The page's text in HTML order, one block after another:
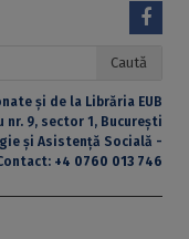
Caută
și de la Librăria EUB
nr. 9, sector 1, București
și Asistență Socială -
+4 0760 013 746